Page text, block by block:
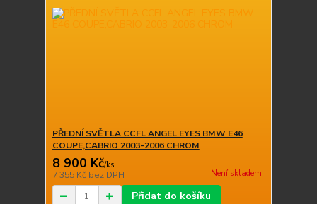
PŘEDNÍ SVĚTLA CCFL ANGEL EYES BMW E46
COUPE,CABRIO 2003-2006 CHROM
8 900 Kč/ks
7 355 Kč bez DPH Není skladem
Přidat do košíku